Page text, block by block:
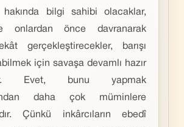
hakında bilgi sahibi olacaklar,
onlardan önce davranarak
gerçekleştirecekler, barışı
için savaşa devamlı hazır
Evet, bunu yapmak
daha çok müminlere
Çünkü inkârcıların ebedî